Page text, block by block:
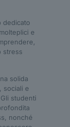
dedicato
e
stress
solida
sociali e
studenti
nonché